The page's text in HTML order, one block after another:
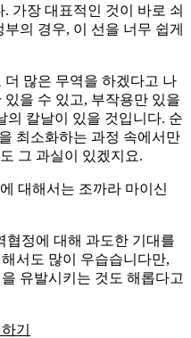
가장 대표적인 것이 바로 쇠
의 경우, 이 선을 너무 쉽게
많은 무역을 하겠다고 나
을 수 있고, 부작용만 있을
의 칼날이 있을 것입니다. 순
최소화하는 과정 속에서만
그 과실이 있겠지요.
대해서는 조까라 마이신
협정에 대해 과도한 기대를
서도 많이 우습습니다만,
유발시키는 것도 해롭다고
기